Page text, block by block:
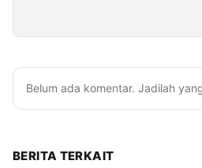
Belum ada komentar. Jadilah
BERITA TERKAIT